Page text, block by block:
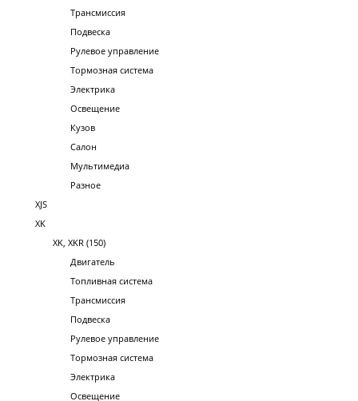
Трансмиссия
Подвеска
Рулевое управление
Тормозная система
Электрика
Освещение
Кузов
Салон
Мультимедиа
Разное
XJS
XK
XK, XKR (150)
Двигатель
Топливная система
Трансмиссия
Подвеска
Рулевое управление
Тормозная система
Электрика
Освещение